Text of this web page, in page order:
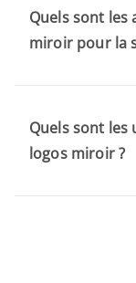
Quels sont les
miroir pour la
Quels sont les
logos miroir ?